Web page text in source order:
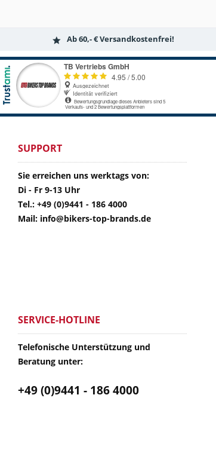
Ab 60,- € Versandkostenfrei!
SUPPORT
Sie erreichen uns werktags von:
Di - Fr 9-13 Uhr
Tel.: +49 (0)9441 - 186 4000
Mail: info@bikers-top-brands.de
SERVICE-HOTLINE
Telefonische Unterstützung und
Beratung unter:
+49 (0)9441 - 186 4000